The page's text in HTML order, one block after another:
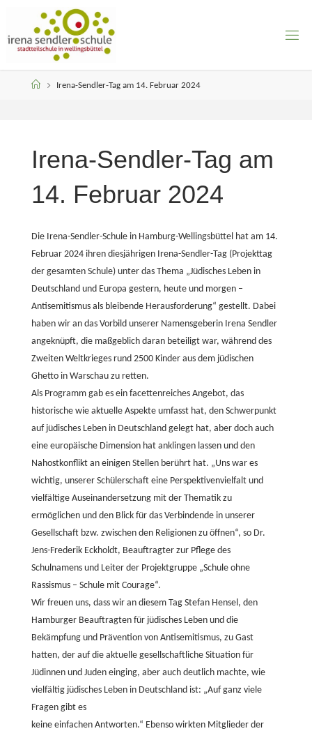
content
HomeIrena-Sendler-Tag am 14. Februar 2024
Irena-Sendler-Tag am
14. Februar 2024
Die Irena-Sendler-Schule in Hamburg-Wellingsbüttel hat am 14.
Februar 2024 ihren diesjährigen Irena-Sendler-Tag (Projekttag
der gesamten Schule) unter das Thema „Jüdisches Leben in
Deutschland und Europa gestern, heute und morgen –
Antisemitismus als bleibende Herausforderung“ gestellt. Dabei
haben wir an das Vorbild unserer Namensgeberin Irena Sendler
angeknüpft, die maßgeblich daran beteiligt war, während des
Zweiten Weltkrieges rund 2500 Kinder aus dem jüdischen
Ghetto in Warschau zu retten.
Als Programm gab es ein facettenreiches Angebot, das
historische wie aktuelle Aspekte umfasst hat, den Schwerpunkt
auf jüdisches Leben in Deutschland gelegt hat, aber doch auch
eine europäische Dimension hat anklingen lassen und den
Nahostkonflikt an einigen Stellen berührt hat. „Uns war es
wichtig, unserer Schülerschaft eine Perspektivenvielfalt und
vielfältige Auseinandersetzung mit der Thematik zu
ermöglichen und den Blick für das Verbindende in unserer
Gesellschaft bzw. zwischen den Religionen zu öffnen“, so Dr.
Jens-Frederik Eckholdt, Beauftragter zur Pflege des
Schulnamens und Leiter der Projektgruppe „Schule ohne
Rassismus – Schule mit Courage“.
Wir freuen uns, dass wir an diesem Tag Stefan Hensel, den
Hamburger Beauftragten für jüdisches Leben und die
Bekämpfung und Prävention von Antisemitismus, zu Gast
hatten, der auf die aktuelle gesellschaftliche Situation für
Jüdinnen und Juden einging, aber auch deutlich machte, wie
vielfältig jüdisches Leben in Deutschland ist: „Auf ganz viele
Fragen gibt es
keine einfachen Antworten.“ Ebenso wirkten Mitglieder der